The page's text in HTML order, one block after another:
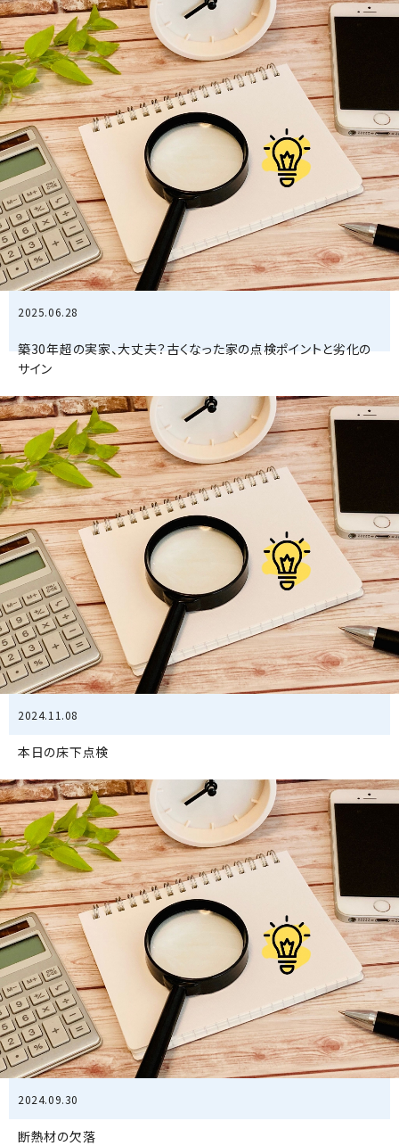
2025.06.28
築30年超の実家、大丈夫？古くなった家の点検ポイントと劣化の
サイン
2024.11.08
本日の床下点検
2024.09.30
断熱材の欠落